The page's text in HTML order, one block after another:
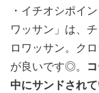
・イチオシポイ
ワッサン」は、
ロワッサン。ク
が良いです◎。
中にサンドされ